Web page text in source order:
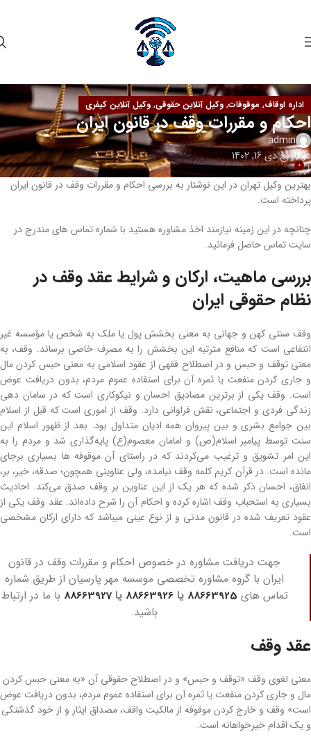
اداره اوقاف, موقوفات, وکیل آنلاین حقوقی, وکیل آنلاین کیفری
احکام و مقررات وقف در قانون ایران
admin
در تاریخ دی 16, 1402
0
بهترین وکیل تهران در این نوشتار به بررسی احکام و مقررات وقف در قانون ایران
پرداخته است.
چنانچه در این زمینه نیازمند اخذ مشاوره هستید با شماره تماس های مندرج در
سایت تماس حاصل فرمائید.
بررسی ماهیت، ارکان و شرایط عقد وقف در
نظام حقوقی ایران
وقف سنتی کهن و جهانی به معنی بخشش پول یا ملک به شخص یا مؤسسه غیر
انتفاعی است که منافع مترتبه این بخشش را به مصرف خاصی برساند. وقف، به
معنی توقف و حبس و در اصطلاح فقهی از عقود اسلامی به معنی حبس کردن مال
و جاری کردن منفعت یا ثمره آن برای استفاده عموم مردم، بدون دریافت عوض
است. وقف یکی از برترین مصادیق احسان و نیکوکاری است که در سامان‌ دهی
زندگی فردی و اجتماعی، نقش فراوانی دارد. وقف از اموری است که قبل از اسلام
بین جوامع بشری و بین پیروان همه ادیان متداول بود. بعد از ظهور اسلام این
سنت توسط پیامبر اسلام(ص) و امامان معصوم(ع) پایه‌گذاری شد و مردم را به
این امر تشویق و ترغیب می‌کردند که در راستای آن موقوفه ­ها بسیاری برجای
مانده است. در قرآن کریم کلمه وقف نیامده، ولی عناوینی همچون؛ صدقه، خیر، بر،
انفاق، احسان ذکر شده که هر یک از این عناوین بر وقف صدق می‌کند. احادیث
بسیاری به استحباب وقف اشاره کرده و احکام آن ‌را شرح داده‌اند. عقد وقف یکی از
عقود تعریف شده در قانون مدنی و از نوع عینی می­باشد که دارای ارکان مشخصی
است.
جهت دریافت مشاوره در خصوص احکام و مقررات وقف در قانون
ایران با گروه مشاوره تخصصی موسسه مهر پارسیان از طریق شماره
تماس های 88663925 یا88663926 یا88663927 با ما در ارتباط
باشید.
عقد وقف
معنی لغوی وقف «توقف و حبس» و در اصطلاح حقوقی آن «به معنی حبس کردن
مال و جاری کردن منفعت یا ثمره آن برای استفاده عموم مردم، بدون دریافت عوض
است» وقف و خارج کردن موقوفه از مالکیت واقف، مصداق ایثار و از خود گذشتگی
و یک اقدام خیرخواهانه است.